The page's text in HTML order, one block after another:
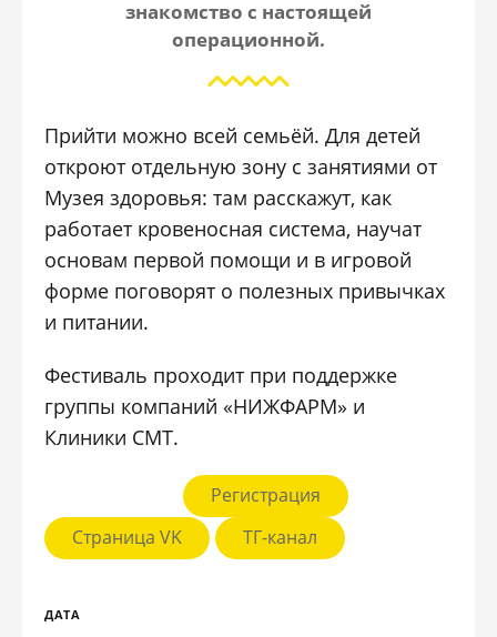
знакомство с настоящей
операционной.
Прийти можно всей семьёй. Для детей
откроют отдельную зону с занятиями от
Музея здоровья: там расскажут, как
работает кровеносная система, научат
основам первой помощи и в игровой
форме поговорят о полезных привычках
и питании.
Фестиваль проходит при поддержке
группы компаний «НИЖФАРМ» и
Клиники СМТ.
Регистрация
Страница VK
ТГ-канал
ДАТА